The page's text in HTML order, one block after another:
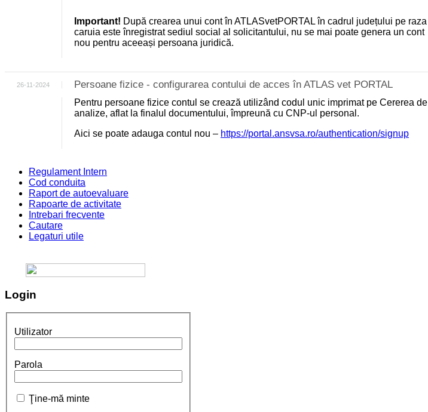
Important! După crearea unui cont în ATLASvetPORTAL în cadrul județului pe raza
caruia este înregistrat sediul social al solicitantului, nu se mai poate genera un cont
nou pentru aceeași persoana juridică.
26-11-2024 Persoane fizice - configurarea contului de acces în ATLAS vet PORTAL
Pentru persoane fizice contul se crează utilizând codul unic imprimat pe Cererea de
analize, aflat la finalul documentului, împreună cu CNP-ul personal.
Aici se poate adauga contul nou – https://portal.ansvsa.ro/authentication/signup
Regulament Intern
Cod conduita
Raport de autoevaluare
Rapoarte de activitate
Intrebari frecvente
Cautare
Legaturi utile
Login
Utilizator
Parola
Ţine-mă minte